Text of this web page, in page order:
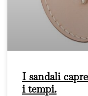
I sandali
i tempi.